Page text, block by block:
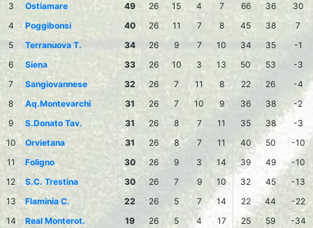
3
Ostiamare 49 26 15 4 7 66 36
30
4
Poggibonsi 40 26 11 7 8 45 38
7
5
Terranuova T. 34 26 9 7 10 34 35
-1
6
Siena 33 26 10 3 13 50 53
-3
7
Sangiovannese 32 26 7 11 8 22 26
-4
8
Aq.Montevarchi 31 26 7 10 9 36 38
-2
9
S.Donato Tav. 31 26 8 7 11 35 38
-3
10
Orvietana 31 26 8 7 11 40 50
-10
11
Foligno 30 26 9 3 14 39 49
-10
12
S.C. Trestina 30 26 7 9 10 32 45
-13
13
Flaminia C. 22 26 5 7 14 22 44
-22
14
Real Monterot. 19 26 5 4 17 25 59 -34